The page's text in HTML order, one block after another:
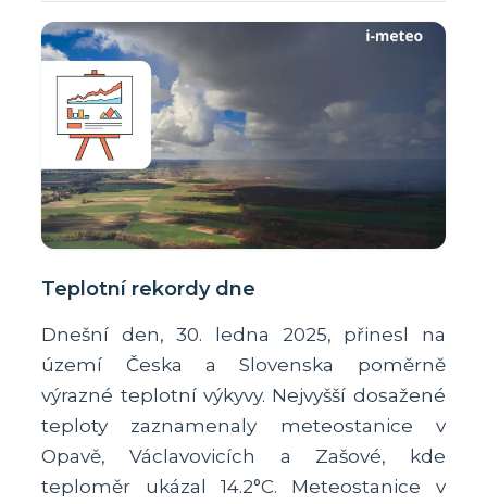
Teplotní rekordy dne
Dnešní den, 30. ledna 2025, přinesl na
území Česka a Slovenska poměrně
výrazné teplotní výkyvy. Nejvyšší dosažené
teploty zaznamenaly meteostanice v
Opavě, Václavovicích a Zašové, kde
teploměr ukázal 14.2°C. Meteostanice v